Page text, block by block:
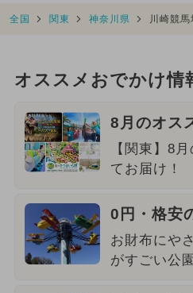
全国 関東 神奈川県 川崎競
オススメおでかけ情
8月のオス
【関東】8
てお届け！
0円・格安
お財布にや
がすごい公